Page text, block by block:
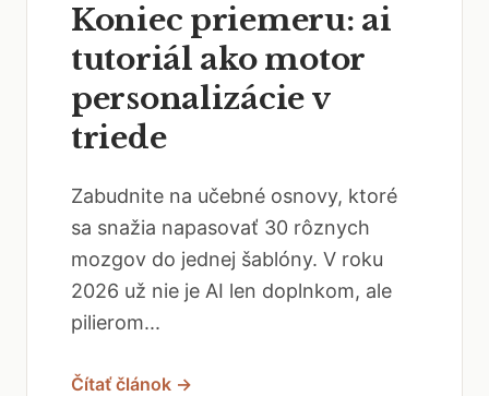
Koniec priemeru: ai
tutoriál ako motor
personalizácie v
triede
Zabudnite na učebné osnovy, ktoré
sa snažia napasovať 30 rôznych
mozgov do jednej šablóny. V roku
2026 už nie je AI len doplnkom, ale
pilierom...
Čítať článok →